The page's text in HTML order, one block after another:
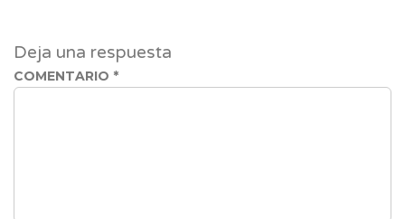
Deja una respuesta
COMENTARIO *